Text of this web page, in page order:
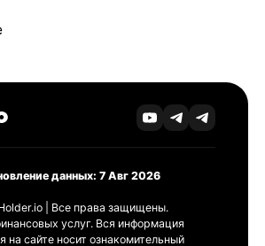
данных: 7 Авг 2026
| Все права защищены.
услуг. Вся информация
на сайте носит ознакомительный